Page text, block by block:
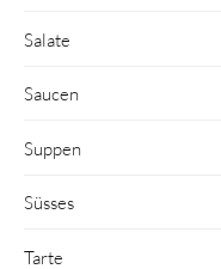
Salate
Saucen
Suppen
Süsses
Tarte